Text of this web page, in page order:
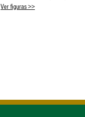
Ver figuras >>